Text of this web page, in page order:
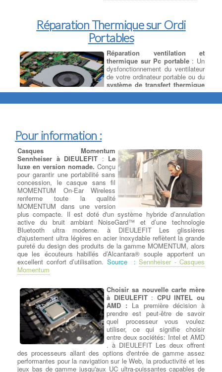
Réparation Thermique sur Ordi
Portables
Réparation ventilation et
thermique sur Pc portable: Un
dysfonctionnement du ventilateur
de votre ordinateur portable ou du
système de transfert thermique
peut sembler anodin, mais si
panne générale du CPU ou du GPU
perte de données. Si vous pensez que votre ventilateur est peut-
être en panne, apportez-le immédiatement à votre réparateur
local à DIEULEFIT pour éviter d'autres dommages
irréversibles.:Chercher Un Réparateur Ordi Portable
Changement de disque dur sur PC
Portables
Dépanner et changer le SSD de
votre ordinateur
: Remplacement
de Disque Dur et SSD : Nous
offrons un service de
remplacement de disque dur et
SSD de qualité, mettant l'accent
sur la performance et la fiabilité
de votre ordinateur. à DIEULEFIT
Notre équipe expérimentée assure un remplacement
professionnel en optant uniquement pour des marques
renommées offrant des capacités équivalentes ou supérieures à
celles de votre disque défectueux.
Migrer vers la Vitesse et la Fiabilité : Remplacement HDD par
SSD SATA ou M.2, à DIEULEFIT Si vous cherchez à améliorer
considérablement les performances de votre ordinateur, nous
pouvons remplacer votre ancien disque dur HDD par un SSD
SATA ou M.2, en fonction de la compatibilité avec votre carte
mère. Les SSD offrent une vitesse de lecture et d'écriture bien
supérieure, ce qui se traduit par un démarrage plus rapide du
Pour information :
Casques Momentum
Sennheiser à DIEULEFIT : Le
luxe en version nomade. Conçu
pour garantir une portabilité sans
concession, le casque sans fil
MOMENTUM On-Ear Wireless
renferme toute la qualité
MOMENTUM dans une version
plus compacte. Il est doté d'un système hybride d’annulation
active du bruit ambiant NoiseGard™ et d’une technologie
Bluetooth ultra moderne. à DIEULEFIT Les glissières
d'ajustement ultra légères en acier inoxydable reflètent la grande
pureté du design des produits de la gamme MOMENTUM, alors
que les écouteurs habillés d’Alcantara® souple apportent un
excellent confort d’utilisation. Source : Sennheiser - Casques
Momentum
Choisir sa nouvelle carte mère
à DIEULEFIT: CPU INTEL ou
AMD : La première décision à
prendre est peut-être de savoir
quel processeur vous voulez
utiliser, ce qui signifie choisir
entre deux sociétés: Intel et AMD
. à DIEULEFIT Les deux offrent
des processeurs allant des options d'entrée de gamme assez
performantes pour la navigation sur le Web, la productivité et les
jeux bas de gamme jusqu'aux UC ultra-puissantes capables de